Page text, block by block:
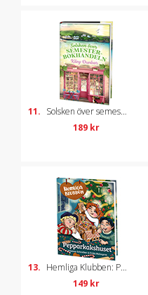
11. Solsken över semesterbokhandeln
189 kr
13. Hemliga Klubben: Pepparkakshuset
149 kr